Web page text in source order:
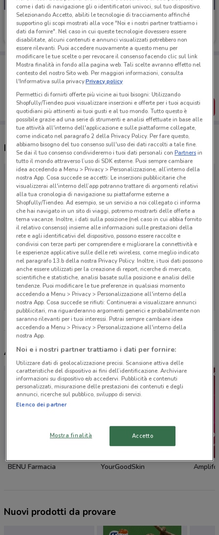
Avon
Scade il 31/08
Porta DoveConviene sempre con te!
Puoi trovare le migliori offerte dei negozi vicino a te,
salvarle e creare la tua lista del risparmio, comodamente
SCARICA L’APP
Negozi Avon a Calenzano
Non ci sono negozi nelle vicinanze
Altri volantini nelle vicinanze
BENU Farmacia YourGoodSkin
Nuovi prodotti da provare
come i dati di navigazione gli o identificatori univoci, sul tuo dispositivo.
Selezionando Accetto, abiliti le tecnologie di tracciamento affinché
supportino gli scopi mostrati alla voce "Noi e i nostri partner trattiamo i
dati da fornire". Nel caso in cui queste tecnologie dovessero essere
disabilitate, alcuni contenuti e annunci visualizzati potrebbero non
essere rilevanti. Puoi accedere nuovamente a questo menu per
modificare le tue scelte o per revocare il consenso facendo clic sul link
Mostra finalità in fondo alla pagina web. Tali scelte avranno effetto nel
contesto del nostro Sito web. Per maggiori informazioni, consulta
l'Informativa sulla privacy.Privacy policy
Permettici di fornirti offerte più vicine ai tuoi bisogni: Utilizzando
Shopfully/Tiendeo puoi visualizzare inserzioni e offerte per i tuoi acquisti
quotidiani più attinenti ai tuoi gusti e al tuo mondo. Tutto questo è
possibile grazie ad una serie di strumenti e analisi effettuate in base alle
tue attività all'interno dell'applicazione e sulle piattaforme collegate,
come indicato nel paragrafo 2 della Privacy Policy. Per fare questo,
abbiamo bisogno del tuo consenso sull'uso dei dati raccolti a tale fine.
Se dai il tuo consenso condivideremo i tuoi dati personali conPartnersin
tutto il mondo attraverso l’uso di SDK esterne. Puoi sempre cambiare
idea accedendo a Menu > Privacy > Personalizzazione, all’interno della
nostra App. Cosa succede se accetti: Le inserzioni pubblicitarie che
visualizzerai all'interno dell’app potranno trattare di argomenti relativi
alla tua cronologia di navigazione su piattaforme esterne a
Shopfully/Tiendeo. Ad esempio, se un servizio a noi collegato ci informa
che hai navigato in un sito di viaggi, potremo mostrarti delle offerte a
tema vacanze. Inoltre, i dati sulla posizione (nel caso in cui abbia fornito
il relativo consenso) insieme alle informazioni sulle prestazioni della
rete e agli identificativi del dispositivo, possono essere raccolte e
condivisi con terze parti per comprendere e migliorare la connettività e
le esperienze applicative sulle delle reti wireless, come meglio indicato
nel paragrafo 13.b della nostra Privacy Policy. Inoltre, i tuoi dati possono
anche essere utilizzati per la creazione di report, ricerche di mercato,
scientifiche e statistiche, analisi basate sulla posizione e analisi delle
tendenze. Puoi modificare le tue preferenze in qualsiasi momento
accedendo a Menu > Privacy > Personalizzazione all'interno della
nostra App. Cosa succede se rifiuti: Continuerai a visualizzare annunci
pubblicitari, ma riguarderanno argomenti generici e probabilmente non
saranno rilevanti per i tuoi interessi. Potrai sempre cambiare idea
accedendo a Menu > Privacy > Personalizzazione all'interno della
nostra App.
Noi e i nostri partner trattiamo i dati per fornire:
Utilizzare dati di geolocalizzazione precisi. Scansione attiva delle
caratteristiche del dispositivo ai fini dell’identificazione. Archiviare
informazioni su dispositivo e/o accedervi. Pubblicità e contenuti
personalizzati, misurazione delle prestazioni dei contenuti e degli
annunci, ricerche sul pubblico, sviluppo di servizi.
Elenco dei partner
Mostra finalità Accetto